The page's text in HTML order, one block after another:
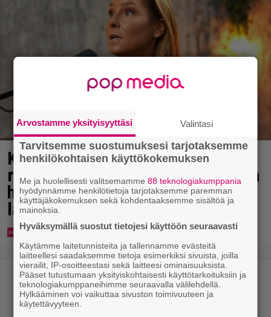
Karita Tykän ja Sami Saikkosen
rakkaus kukoistaa – vähäpukeista
hempeilyä ja leveitä virnistyksiä
laiturilla
Arvostamme yksityisyyttäsi Valintasi
Tarvitsemme suostumuksesi tarjotaksemme
henkilökohtaisen käyttökokemuksen
Me ja huolellisesti valitsemamme88 teknologiakumppania
hyödynnämme henkilötietoja tarjotaksemme paremman
käyttäjäkokemuksen sekä kohdentaaksemme sisältöä ja
mainoksia.
Hyväksymällä suostut tietojesi käyttöön seuraavasti
Käytämme laitetunnisteita ja tallennamme evästeitä
laitteellesi saadaksemme tietoja esimerkiksi sivuista, joilla
vierailit, IP-osoitteestasi sekä laitteesi ominaisuuksista.
Pääset tutustumaan yksityiskohtaisesti käyttötarkoituksiin ja
teknologiakumppaneihimme seuraavalla välilehdellä.
Hylkääminen voi vaikuttaa sivuston toimivuuteen ja
käytettävyyteen.